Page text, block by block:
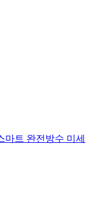
마트 완전방수 미세